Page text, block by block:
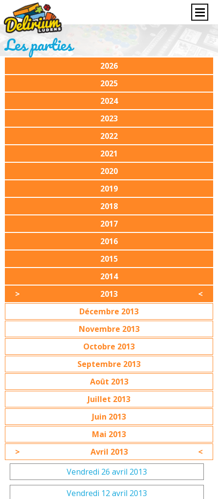
Les parties
2026
2025
2024
2023
2022
2021
2020
2019
2018
2017
2016
2015
2014
2013
Décembre 2013
Novembre 2013
Octobre 2013
Septembre 2013
Août 2013
Juillet 2013
Juin 2013
Mai 2013
Avril 2013
Vendredi 26 avril 2013
Vendredi 12 avril 2013